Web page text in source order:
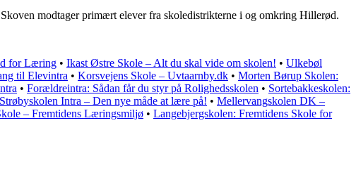
modtager primært elever fra skoledistrikterne i og omkring Hillerød.
for Læring • Ikast Østre Skole – Alt du skal vide om skolen! • Ulkebøl
til Elevintra • Korsvejens Skole – Uvtaarnby.dk • Morten Børup Skolen:
• Forældreintra: Sådan får du styr på Rolighedsskolen • Sortebakkeskolen:
Strøbyskolen Intra – Den nye måde at lære på! • Mellervangskolen DK –
– Fremtidens Læringsmiljø • Langebjergskolen: Fremtidens Skole for